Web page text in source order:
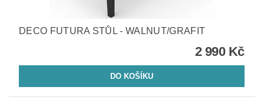
DECO FUTURA STŮL - WALNUT/GRAFIT
2 990 Kč